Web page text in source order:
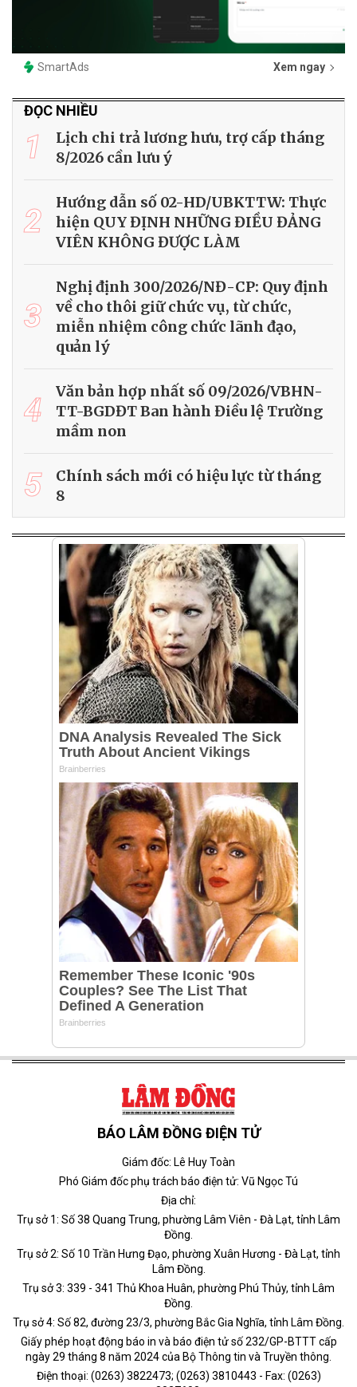
SmartAds Xem ngay
ĐỌC NHIỀU
1
Lịch chi trả lương hưu, trợ cấp tháng
8/2026 cần lưu ý
2
Hướng dẫn số 02-HD/UBKTTW: Thực
hiện QUY ĐỊNH NHỮNG ĐIỀU ĐẢNG
VIÊN KHÔNG ĐƯỢC LÀM
3
Nghị định 300/2026/NĐ-CP: Quy định
về cho thôi giữ chức vụ, từ chức,
miễn nhiệm công chức lãnh đạo,
quản lý
4
Văn bản hợp nhất số 09/2026/VBHN-
TT-BGDĐT Ban hành Điều lệ Trường
mầm non
5
Chính sách mới có hiệu lực từ tháng
8
BÁO LÂM ĐỒNG ĐIỆN TỬ
Giám đốc: Lê Huy Toàn
Phó Giám đốc phụ trách báo điện tử: Vũ Ngọc Tú
Địa chỉ:
Trụ sở 1: Số 38 Quang Trung, phường Lâm Viên - Đà Lạt, tỉnh Lâm
Đồng.
Trụ sở 2: Số 10 Trần Hưng Đạo, phường Xuân Hương - Đà Lạt, tỉnh
Lâm Đồng.
Trụ sở 3: 339 - 341 Thủ Khoa Huân, phường Phú Thủy, tỉnh Lâm
Đồng.
Trụ sở 4: Số 82, đường 23/3, phường Bắc Gia Nghĩa, tỉnh Lâm Đồng.
Giấy phép hoạt động báo in và báo điện tử số 232/GP-BTTT cấp
ngày 29 tháng 8 năm 2024 của Bộ Thông tin và Truyền thông.
Điện thoại: (0263) 3822473; (0263) 3810443 - Fax: (0263)